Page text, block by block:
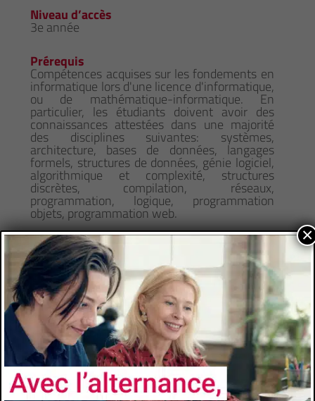
Niveau d’accès
3e année
Prérequis
Compétences acquises sur les fondements en
informatique lors d'une licence d'informatique,
ou de mathématique-informatique. En
particulier, les étudiants doivent avoir des
connaissances attestées dans une majorité
des disciplines suivantes: systèmes,
architecture, bases de données, langages
formels, structures de données, génie logiciel,
algorithmique et complexité, structures
discrètes, compilation, réseaux,
programmation, logique, programmation
objets, programmation web.
Comment candidater
https://sciences.univ-
amu.fr/fr/formation/masters/master-
informatique/parcours-geometrie-
informatique-graphique-gig
Les avantages de l'alternance
Formation à l’école et formation chez
l’employeur- Insertion professionnelle accrue
à l’issue du diplôme- Diplôme Universitaires
reconnus et visés par l’État
×